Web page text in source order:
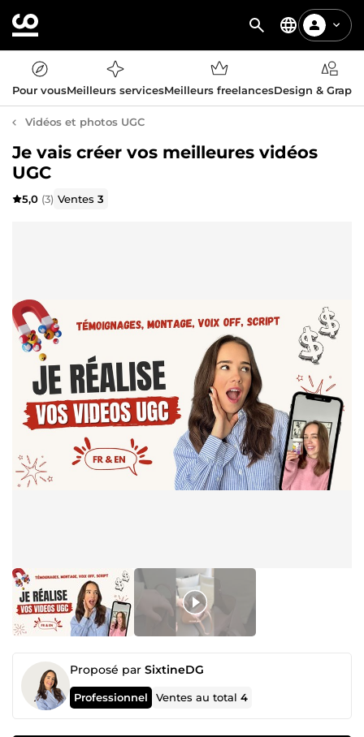
Pour vousMeilleurs servicesMeilleurs freelancesDesign &
Vidéos et photos UGC
Je vais créer vos meilleures vidéos
UGC
5,0 (3) Ventes3
Proposé par SixtineDG
Professionnel Ventes au total4